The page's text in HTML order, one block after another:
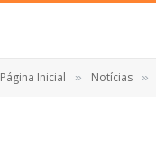
Página Inicial » Notícias »